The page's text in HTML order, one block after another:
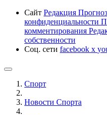
Сайт Редакция
конфиденциальности
комментирования
собственности
Соц. сети facebook x
Спорт
Новости Cпорта